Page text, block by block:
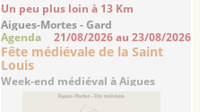
Un peu plus loin à 13 Km
Aigues-Mortes - Gard
Agenda 21/08/2026 au 23/08/2026
Fête médiévale de la Saint
Louis
Week-end médiéval à Aigues